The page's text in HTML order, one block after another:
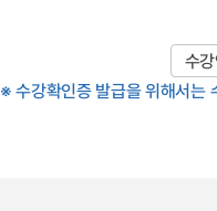
수
※ 수강확인증 발급을 위해서는